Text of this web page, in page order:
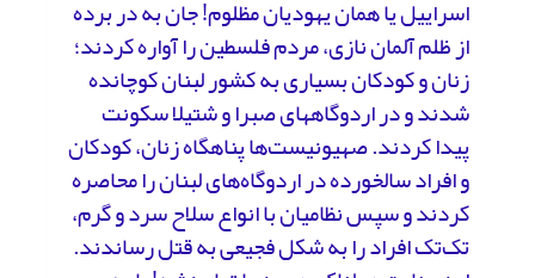
اسراییل یا همان یهودیان مظلوم! جان به در برده
از ظلم آلمان نازی، مردم فلسطین را آواره کردند؛
زنان و کودکان بسیاری به کشور لبنان کوچانده
شدند و در اردوگاه­های صبرا و شتیلا سکونت
پیدا کردند. صهیونیست‌ها پناهگاه زنان، کودکان
و افراد سالخورده در اردوگاه‌های لبنان را محاصره
کردند و سپس نظامیان با انواع سلاح سرد و گرم،
تک‌تک افراد را به شکل فجیعی به قتل رساندند.